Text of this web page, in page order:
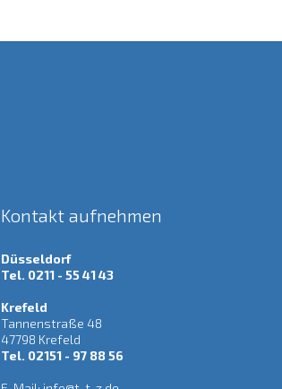
Kontakt aufnehmen
Düsseldorf
Tel. 0211 - 55 41 43
Krefeld
Tannenstraße 48
47798 Krefeld
Tel. 02151 - 97 88 56